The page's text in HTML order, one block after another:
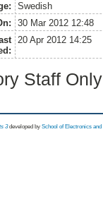
Swedish
30 Mar 2012 12:48
20 Apr 2012 14:25
Staff
3 developed by School of Electronics